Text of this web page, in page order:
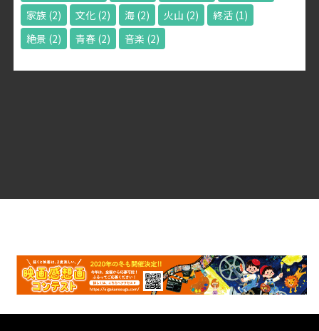
家族 (2) 文化(2) 海(2) 火山 (2) 終活(1)
絶景 (2) 青春(2) 音楽 (2)